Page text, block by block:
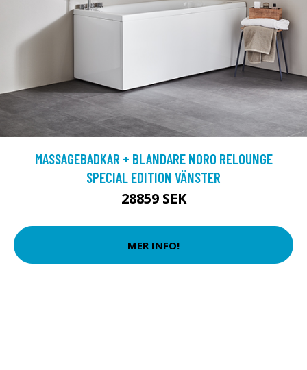
MASSAGEBADKAR + BLANDARE NORO RELOUNGE
SPECIAL EDITION VÄNSTER
28859 SEK
MER INFO!